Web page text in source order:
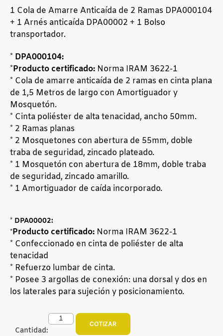
1 Cola de Amarre Anticaída de 2 Ramas DPA000104
+ 1 Arnés anticaída DPA00002 + 1 Bolso
transportador.
* DPA000104:
*Producto certificado: Norma IRAM 3622-1
* Cola de amarre anticaída de 2 ramas en cinta plana
de 1,5 Metros de largo con Amortiguador y
Mosquetón.
* Cinta poliéster de alta tenacidad, ancho 50mm.
* 2 Ramas planas
* 2 Mosquetones con abertura de 55mm, doble
traba de seguridad, zincado plateado.
* 1 Mosquetón con abertura de 18mm, doble traba
de seguridad, zincado amarillo.
* 1 Amortiguador de caída incorporado.
* DPA00002:
*Producto certificado: Norma IRAM 3622-1
* Confeccionado en cinta de poliéster de alta
tenacidad
* Refuerzo lumbar de cinta.
* Posee 3 argollas de conexión: una dorsal y dos en
los laterales para sujeción y posicionamiento.
Cantidad:
COTIZAR